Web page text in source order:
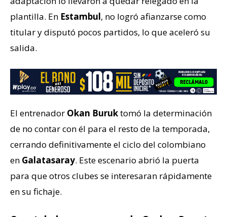
plantilla. En Estambul, no logró afianzarse como
titular y disputó pocos partidos, lo que aceleró su
salida.
El entrenador Okan Buruktomó la determinación
de no contar con él para el resto de la temporada,
cerrando definitivamente el ciclo del colombiano
en Galatasaray. Este escenario abrió la puerta
para que otros clubes se interesaran rápidamente
en su fichaje.